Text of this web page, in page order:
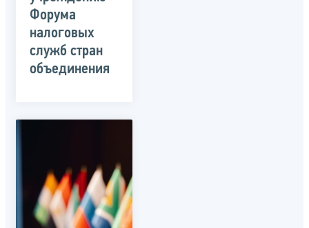
Форума
налоговых
служб стран
объединения